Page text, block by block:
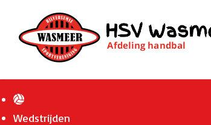
Wedstrijden